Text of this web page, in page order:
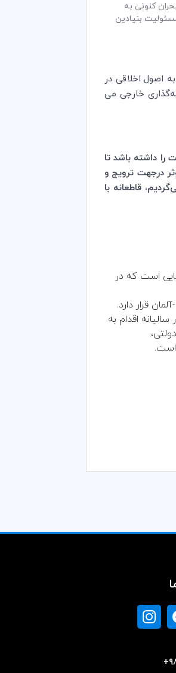
کنونی به
بنیادین
اصول اخلاقی در
خارجی می­‌
را داشته باشد تا
درجهت ترویج و
قاطعانه با
است که در
آلمان قرار دارد.
سالیانه اقدام به
است.